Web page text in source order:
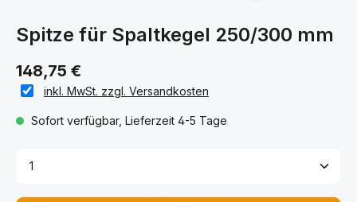
Spitze für Spaltkegel 250/300 mm
148,75 €
inkl. MwSt. zzgl. Versandkosten
Sofort verfügbar, Lieferzeit 4-5 Tage
Produkt Anzahl: Gib den gewünschten Wert ein